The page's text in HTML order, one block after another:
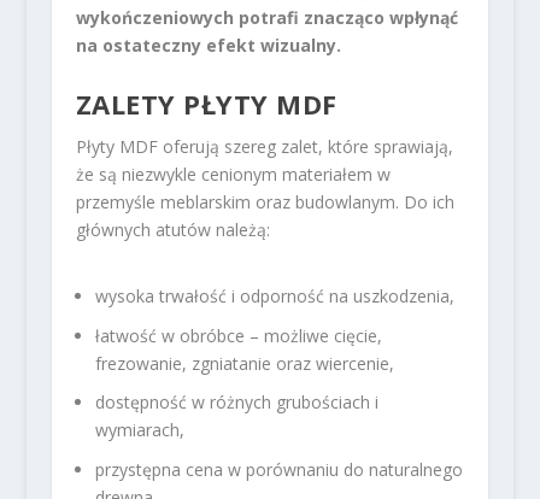
wykończeniowych potrafi znacząco wpłynąć
na ostateczny efekt wizualny.
ZALETY PŁYTY MDF
Płyty MDF oferują szereg zalet, które sprawiają,
że są niezwykle cenionym materiałem w
przemyśle meblarskim oraz budowlanym. Do ich
głównych atutów należą:
wysoka trwałość i odporność na uszkodzenia,
łatwość w obróbce – możliwe cięcie,
frezowanie, zgniatanie oraz wiercenie,
dostępność w różnych grubościach i
wymiarach,
przystępna cena w porównaniu do naturalnego